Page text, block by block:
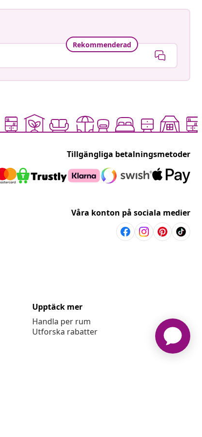
Rekommenderad
Tillgängliga betalningsmetoder
Våra konton på sociala medier
Upptäck mer
Handla per rum
Utforska rabatter